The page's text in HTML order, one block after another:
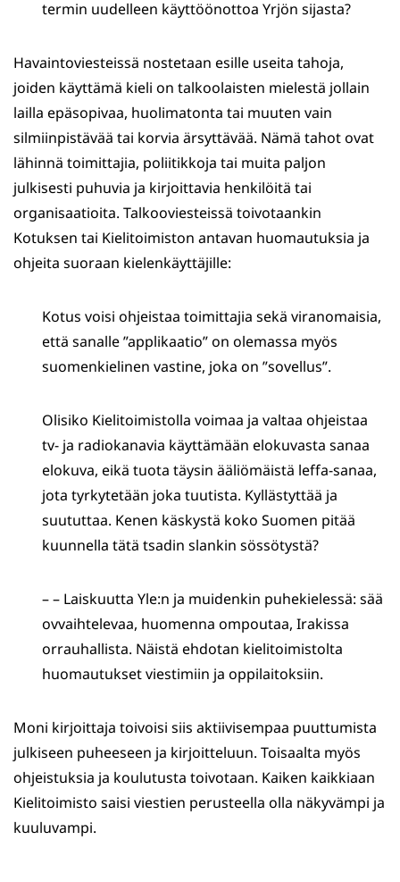
termin uudelleen käyttöönottoa Yrjön sijasta?
Havaintoviesteissä nostetaan esille useita tahoja,
joiden käyttämä kieli on talkoolaisten mielestä jollain
lailla epäsopivaa, huolimatonta tai muuten vain
silmiinpistävää tai korvia ärsyttävää. Nämä tahot ovat
lähinnä toimittajia, poliitikkoja tai muita paljon
julkisesti puhuvia ja kirjoittavia henkilöitä tai
organisaatioita. Talkooviesteissä toivotaankin
Kotuksen tai Kielitoimiston antavan huomautuksia ja
ohjeita suoraan kielenkäyttäjille:
Kotus voisi ohjeistaa toimittajia sekä viranomaisia,
että sanalle ”applikaatio” on olemassa myös
suomenkielinen vastine, joka on ”sovellus”.
Olisiko Kielitoimistolla voimaa ja valtaa ohjeistaa
tv- ja radiokanavia käyttämään elokuvasta sanaa
elokuva, eikä tuota täysin ääliömäistä leffa-sanaa,
jota tyrkytetään joka tuutista. Kyllästyttää ja
suututtaa. Kenen käskystä koko Suomen pitää
kuunnella tätä tsadin slankin sössötystä?
– – Laiskuutta Yle:n ja muidenkin puhekielessä: sää
ovvaihtelevaa, huomenna ompoutaa, Irakissa
orrauhallista. Näistä ehdotan kielitoimistolta
huomautukset viestimiin ja oppilaitoksiin.
Moni kirjoittaja toivoisi siis aktiivisempaa puuttumista
julkiseen puheeseen ja kirjoitteluun. Toisaalta myös
ohjeistuksia ja koulutusta toivotaan. Kaiken kaikkiaan
Kielitoimisto saisi viestien perusteella olla näkyvämpi ja
kuuluvampi.